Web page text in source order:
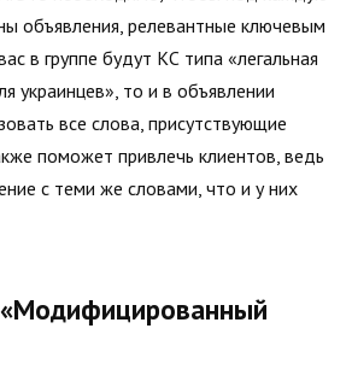
объявления, релевантные ключевым
в группе будут КС типа «легальная
украинцев», то и в объявлении
все слова, присутствующие
поможет привлечь клиентов, ведь
с теми же словами, что и у них